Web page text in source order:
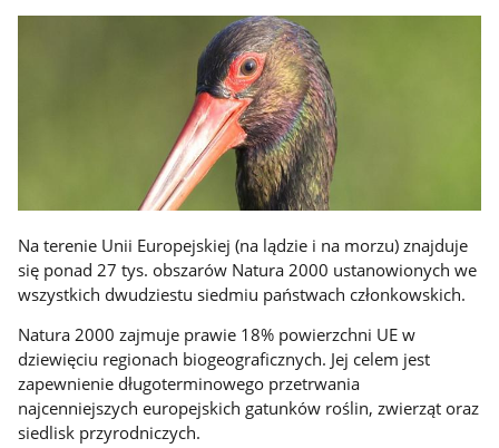
Na terenie Unii Europejskiej (na lądzie i na morzu) znajduje
się ponad 27 tys. obszarów Natura 2000 ustanowionych we
wszystkich dwudziestu siedmiu państwach członkowskich.
Natura 2000 zajmuje prawie 18% powierzchni UE w
dziewięciu regionach biogeograficznych. Jej celem jest
zapewnienie długoterminowego przetrwania
najcenniejszych europejskich gatunków roślin, zwierząt oraz
siedlisk przyrodniczych.